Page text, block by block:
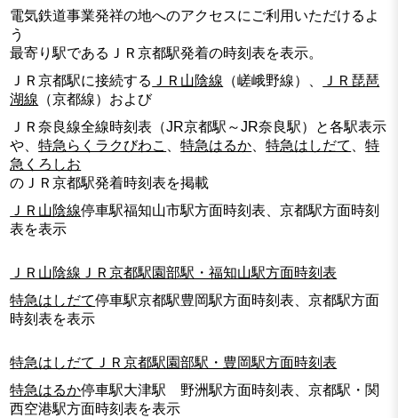
電気鉄道事業発祥の地へのアクセスにご利用いただけるよ
う
最寄り駅であるＪＲ京都駅発着の時刻表を表示。
ＪＲ京都駅に接続する ＪＲ山陰線 （嵯峨野線）、
ＪＲ琵琶
湖線 （京都線）および
ＪＲ奈良線全線時刻表（JR京都駅～JR奈良駅）と各駅表示
や、特急らくラクびわこ 、特急はるか 、特急はしだて 、特
急くろしお
のＪＲ京都駅発着時刻表を掲載
ＪＲ山陰線停車駅福知山市駅方面時刻表、京都駅方面時刻
表を表示
ＪＲ山陰線ＪＲ京都駅園部駅・福知山駅方面時刻表
特急はしだて停車駅京都駅豊岡駅方面時刻表、京都駅方面
時刻表を表示
特急はしだてＪＲ京都駅園部駅・豊岡駅方面時刻表
特急はるか停車駅大津駅 野洲駅方面時刻表、京都駅・関
西空港駅方面時刻表を表示